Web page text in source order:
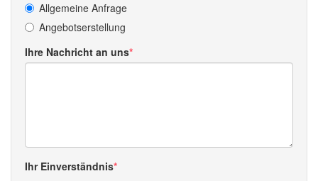
Allgemeine Anfrage
Angebotserstellung
Ihre Nachricht an uns
Ihr Einverständnis